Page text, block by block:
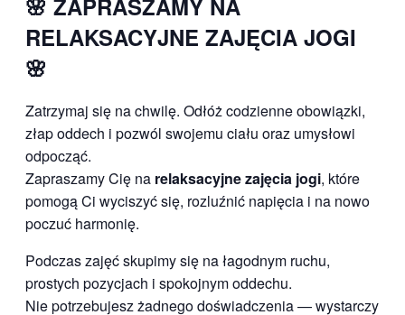
🌸 ZAPRASZAMY NA
RELAKSACYJNE ZAJĘCIA JOGI
🌸
Zatrzymaj się na chwilę. Odłóż codzienne obowiązki,
złap oddech i pozwól swojemu ciału oraz umysłowi
odpocząć.
Zapraszamy Cię na relaksacyjne zajęcia jogi, które
pomogą Ci wyciszyć się, rozluźnić napięcia i na nowo
poczuć harmonię.
Podczas zajęć skupimy się na łagodnym ruchu,
prostych pozycjach i spokojnym oddechu.
Nie potrzebujesz żadnego doświadczenia — wystarczy